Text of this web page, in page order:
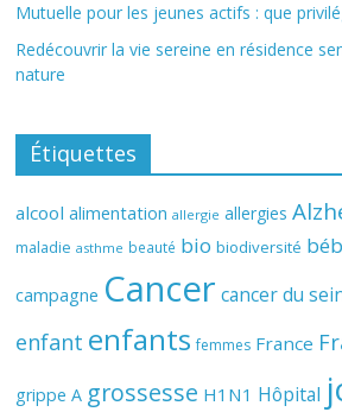
Mutuelle pour les jeunes actifs : que
Redécouvrir la vie sereine en résidence
nature
Étiquettes
alcool alimentation allergie allergies
maladie asthme beauté bio biodiversité
campagne Cancer cancer du
enfant enfants femmes France
grippe A grossesse H1N1 Hôpital